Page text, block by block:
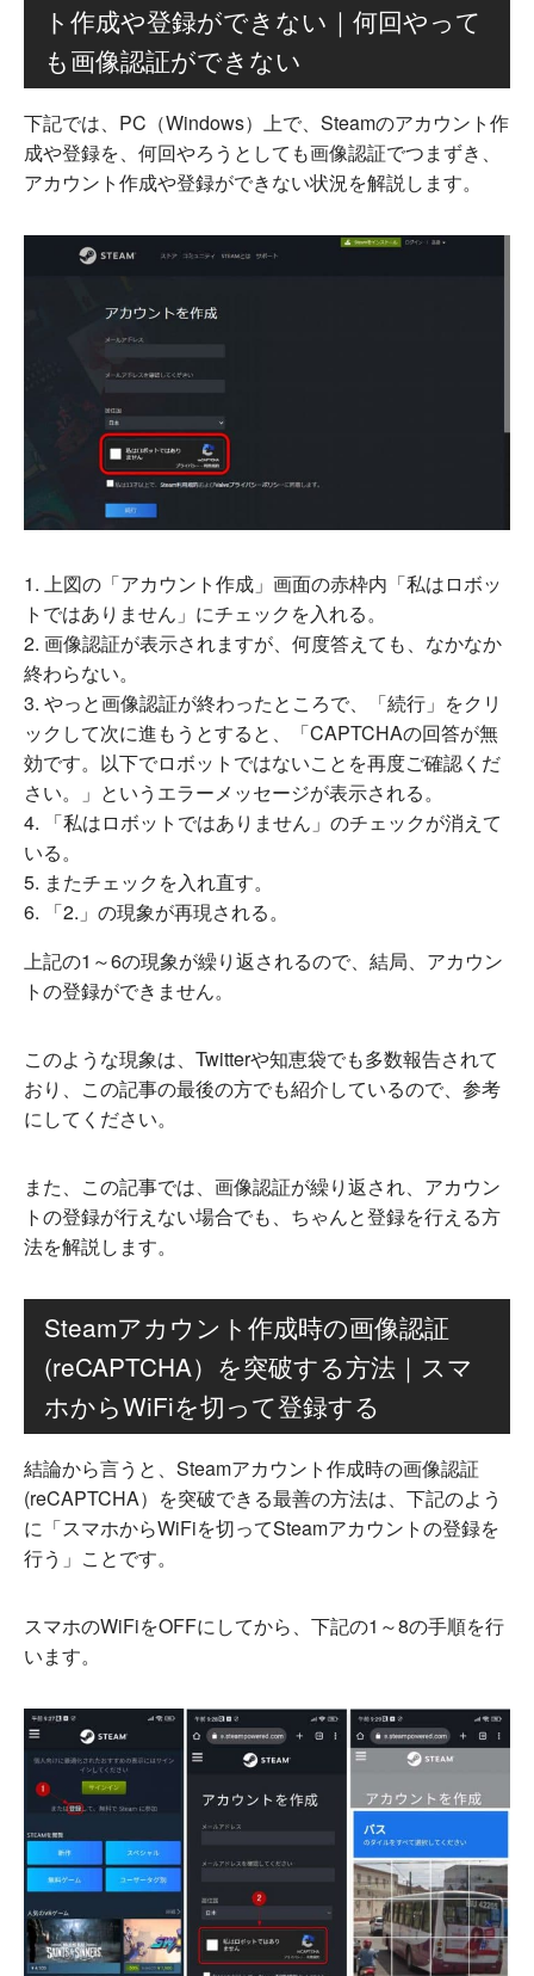
ト作成や登録ができない｜何回やって
も画像認証ができない
下記では、PC（Windows）上で、Steamのアカウント作
成や登録を、何回やろうとしても画像認証でつまずき、
アカウント作成や登録ができない状況を解説します。
上図の「アカウント作成」画面の赤枠内「私はロボッ
トではありません」にチェックを入れる。
画像認証が表示されますが、何度答えても、なかなか
終わらない。
やっと画像認証が終わったところで、「続行」をクリ
ックして次に進もうとすると、「CAPTCHAの回答が無
効です。以下でロボットではないことを再度ご確認くだ
さい。」というエラーメッセージが表示される。
「私はロボットではありません」のチェックが消えて
いる。
またチェックを入れ直す。
「2.」の現象が再現される。
上記の1～6の現象が繰り返されるので、結局、アカウン
トの登録ができません。
このような現象は、Twitterや知恵袋でも多数報告されて
おり、この記事の最後の方でも紹介しているので、参考
にしてください。
また、この記事では、画像認証が繰り返され、アカウン
トの登録が行えない場合でも、ちゃんと登録を行える方
法を解説します。
Steamアカウント作成時の画像認証
(reCAPTCHA）を突破する方法｜スマ
ホからWiFiを切って登録する
結論から言うと、Steamアカウント作成時の画像認証
(reCAPTCHA）を突破できる最善の方法は、下記のよう
に「スマホからWiFiを切ってSteamアカウントの登録を
行う」ことです。
スマホのWiFiをOFFにしてから、下記の1～8の手順を行
います。